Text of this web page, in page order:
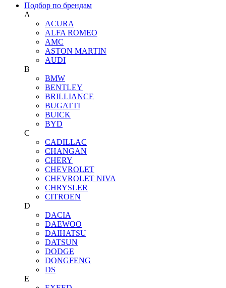
Подбор по брендам
A
ACURA
ALFA ROMEO
AMC
ASTON MARTIN
AUDI
B
BMW
BENTLEY
BRILLIANCE
BUGATTI
BUICK
BYD
C
CADILLAC
CHANGAN
CHERY
CHEVROLET
CHEVROLET NIVA
CHRYSLER
CITROEN
D
DACIA
DAEWOO
DAIHATSU
DATSUN
DODGE
DONGFENG
DS
E